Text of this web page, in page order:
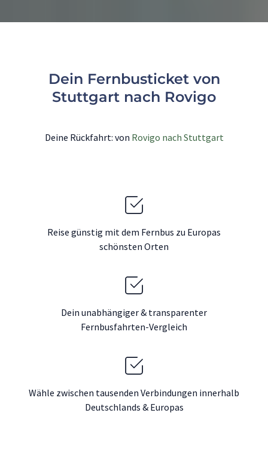
Dein Fernbusticket von
Stuttgart nach Rovigo
Deine Rückfahrt: von Rovigo nach Stuttgart
Reise günstig mit dem Fernbus zu Europas
schönsten Orten
Dein unabhängiger & transparenter
Fernbusfahrten-Vergleich
Wähle zwischen tausenden Verbindungen innerhalb
Deutschlands & Europas